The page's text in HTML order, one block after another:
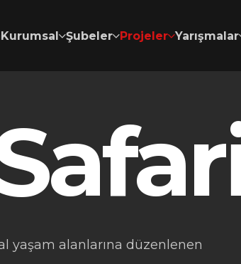
Kurumsal Şubeler Projeler Yarışmalar
yaşam alanlarına düzenlenen